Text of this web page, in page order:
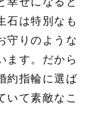
石は特別なも
守りのような
ます。だから
約指輪に選ば
いて素敵なこ